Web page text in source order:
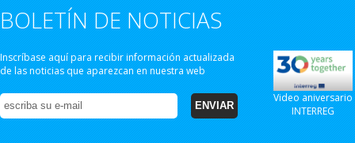
BOLETÍN DE NOTICIAS
Inscríbase aquí para recibir información actualizada
de las noticias que aparezcan en nuestra web
Video aniversario
INTERREG